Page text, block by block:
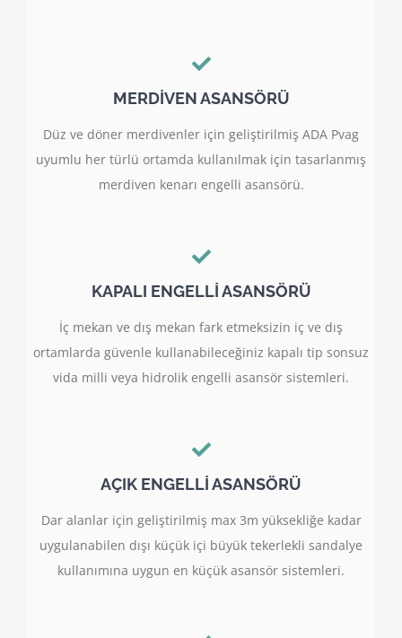
MERDİVEN ASANSÖRÜ
Düz ve döner merdivenler için geliştirilmiş ADA Pvag
uyumlu her türlü ortamda kullanılmak için tasarlanmış
merdiven kenarı engelli asansörü.
KAPALI ENGELLİ ASANSÖRÜ
İç mekan ve dış mekan fark etmeksizin iç ve dış
ortamlarda güvenle kullanabileceğiniz kapalı tip sonsuz
vida milli veya hidrolik engelli asansör sistemleri.
AÇIK ENGELLİ ASANSÖRÜ
Dar alanlar için geliştirilmiş max 3m yüksekliğe kadar
uygulanabilen dışı küçük içi büyük tekerlekli sandalye
kullanımına uygun en küçük asansör sistemleri.